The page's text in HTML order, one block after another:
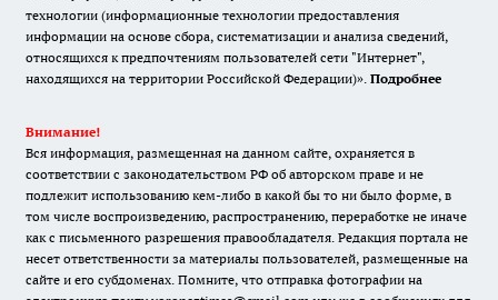
технологии (информационные технологии предоставления
информации на основе сбора, систематизации и анализа сведений,
относящихся к предпочтениям пользователей сети "Интернет",
находящихся на территории Российской Федерации)». Подробнее
Внимание!
Вся информация, размещенная на данном сайте, охраняется в
соответствии с законодательством РФ об авторском праве и не
подлежит использованию кем-либо в какой бы то ни было форме, в
том числе воспроизведению, распространению, переработке не иначе
как с письменного разрешения правообладателя. Редакция портала не
несет ответственности за материалы пользователей, размещенные на
сайте и его субдоменах. Помните, что отправка фотографии на